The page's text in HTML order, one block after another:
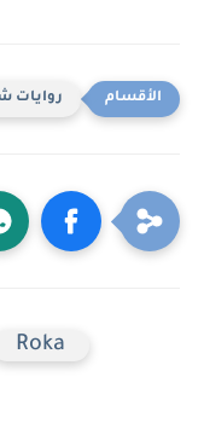
روايات
Roka